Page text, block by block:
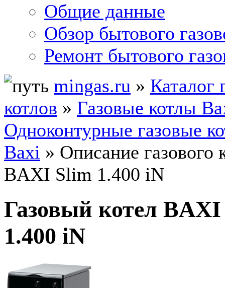
Общие данные
Обзор бытового
Ремонт бытового
mingas.ru » Каталог
котлов » Газовые котлы
Одноконтурные газовые
Baxi » Описание газового
BAXI Slim 1.400 iN
Газовый котел
1.400 iN